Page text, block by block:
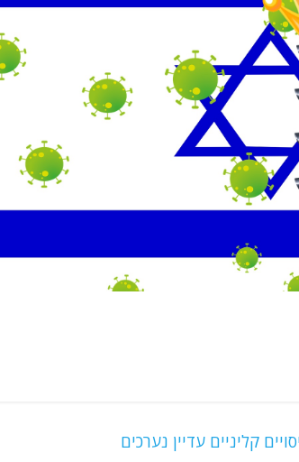
קליניים עדיין נערכים